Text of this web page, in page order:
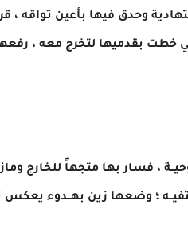
وحدق فيها بأعين تواقه
خطت بقدميها لتخرج معه ،
، فسار بها متجهاً للخارج
؛ وضعها زين بهــدوء